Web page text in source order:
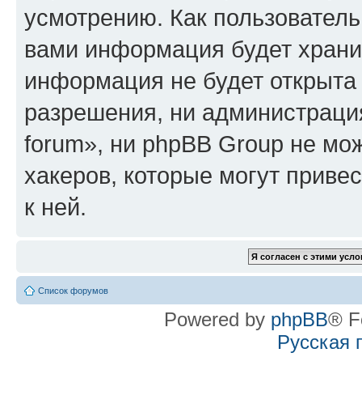
усмотрению. Как
вами информация будет
информация не будет
разрешения, ни
forum», ни phpBB Group не
хакеров, которые могут
к ней.
Список форумов
Powered by phpBB®
Русская